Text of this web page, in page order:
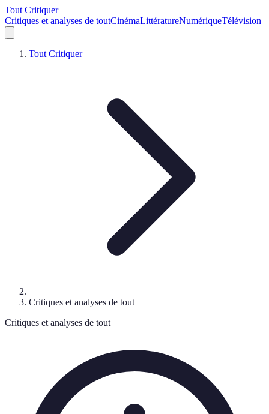
Tout Critiquer
Critiques et analyses de toutCinémaLittératureNumériqueTélévision
Tout Critiquer
Critiques et analyses de tout
Critiques et analyses de tout